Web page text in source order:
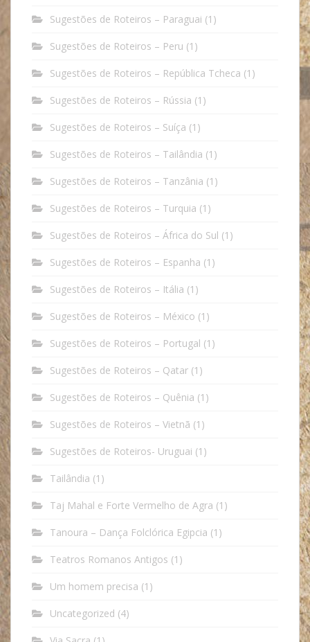
Sugestões de Roteiros – Paraguai (1)
Sugestões de Roteiros – Peru (1)
Sugestões de Roteiros – República Tcheca (1)
Sugestões de Roteiros – Rússia (1)
Sugestões de Roteiros – Suíça (1)
Sugestões de Roteiros – Tailândia (1)
Sugestões de Roteiros – Tanzânia (1)
Sugestões de Roteiros – Turquia (1)
Sugestões de Roteiros – África do Sul (1)
Sugestões de Roteiros – Espanha (1)
Sugestões de Roteiros – Itália (1)
Sugestões de Roteiros – México (1)
Sugestões de Roteiros – Portugal (1)
Sugestões de Roteiros – Qatar (1)
Sugestões de Roteiros – Quênia (1)
Sugestões de Roteiros – Vietnã (1)
Sugestões de Roteiros- Uruguai (1)
Tailândia (1)
Taj Mahal e Forte Vermelho de Agra (1)
Tanoura – Dança Folclórica Egipcia (1)
Teatros Romanos Antigos (1)
Um homem precisa (1)
Uncategorized (4)